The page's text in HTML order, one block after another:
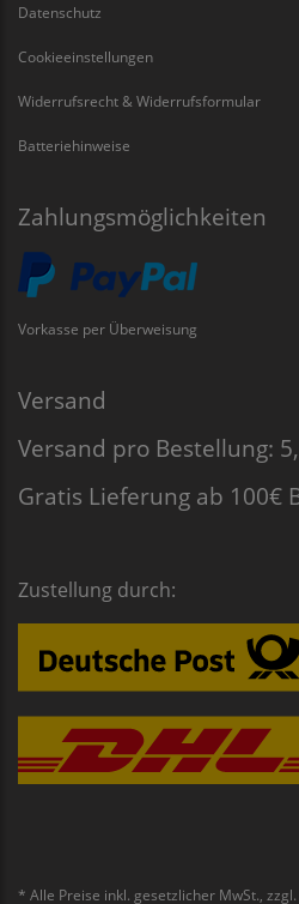
Datenschutz
Cookieeinstellungen
Widerrufsrecht & Widerrufsformular
Batteriehinweise
Zahlungsmöglichkeiten
Vorkasse per Überweisung
Versand
Versand pro Bestellung:
Gratis Lieferung ab 100€
Zustellung durch:
* Alle Preise inkl. gesetzlicher MwSt., zzgl.